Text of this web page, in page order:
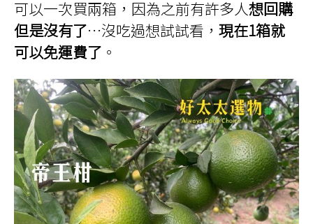
可以一次買兩箱，因為之前有許多人想回購
但是沒有了…沒吃過想試試看， 現在1箱就
可以免運費了 。